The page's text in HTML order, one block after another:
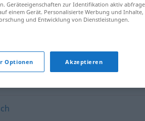
Geräteeigenschaften zur Identifikation aktiv
einem Gerät. Personalisierte Werbung und Inhalte,
und Entwicklung von Dienstleistungen.
Optionen Akzeptieren